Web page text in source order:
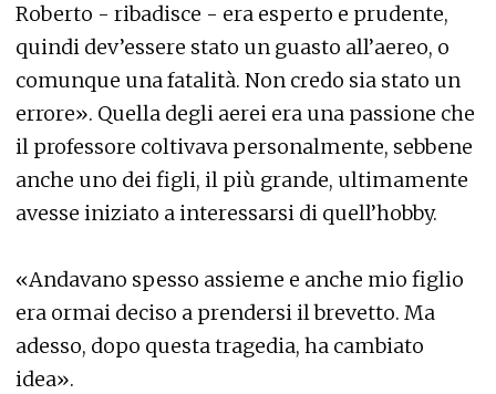
Roberto - ribadisce - era esperto e prudente,
quindi dev’essere stato un guasto all’aereo, o
comunque una fatalità. Non credo sia stato un
errore». Quella degli aerei era una passione che
il professore coltivava personalmente, sebbene
anche uno dei figli, il più grande, ultimamente
avesse iniziato a interessarsi di quell’hobby.
«Andavano spesso assieme e anche mio figlio
era ormai deciso a prendersi il brevetto. Ma
adesso, dopo questa tragedia, ha cambiato
idea».